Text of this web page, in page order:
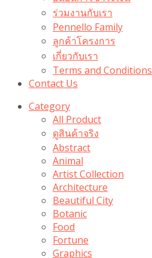
ร่วมงานกับเรา
Pennello Family
ลูกค้าโครงการ
เกี่ยวกับเรา
Terms and Conditions
Contact Us
Category
All Product
ดูสินค้าจริง
Abstract
Animal
Artist Collection
Architecture
Beautiful City
Botanic
Food
Fortune
Graphics